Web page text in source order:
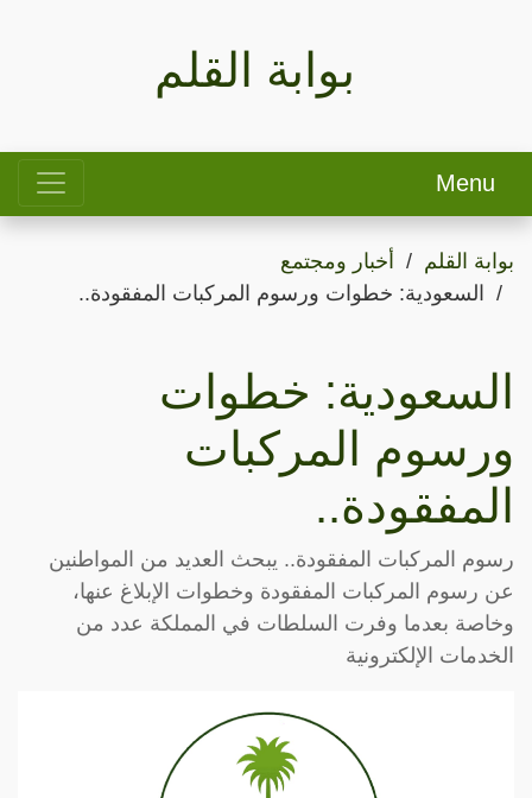
بوابة القلم
Menu
بوابة القلم
أخبار ومجتمع
السعودية: خطوات ورسوم المركبات المفقودة..
السعودية: خطوات
ورسوم المركبات
المفقودة..
رسوم المركبات المفقودة.. يبحث العديد من المواطنين
عن رسوم المركبات المفقودة وخطوات الإبلاغ عنها،
وخاصة بعدما وفرت السلطات في المملكة عدد من
الخدمات الإلكترونية